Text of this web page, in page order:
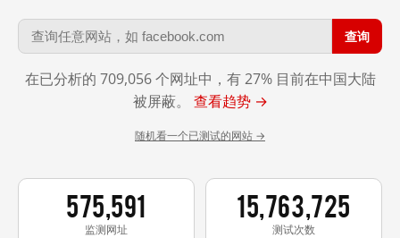
查询
在已分析的 709,056 个网址中，有 27% 目前在中国大陆
被屏蔽。 查看趋势 →
随机看一个已测试的网站 →
575,591
监测网址
15,763,725
测试次数